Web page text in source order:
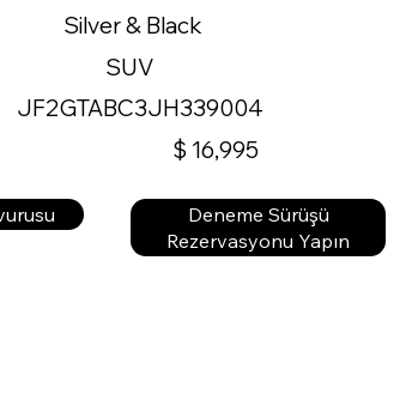
Silver & Black
SUV
JF2GTABC3JH339004
$ 16,995
Deneme Sürüşü
Rezervasyonu Yapın